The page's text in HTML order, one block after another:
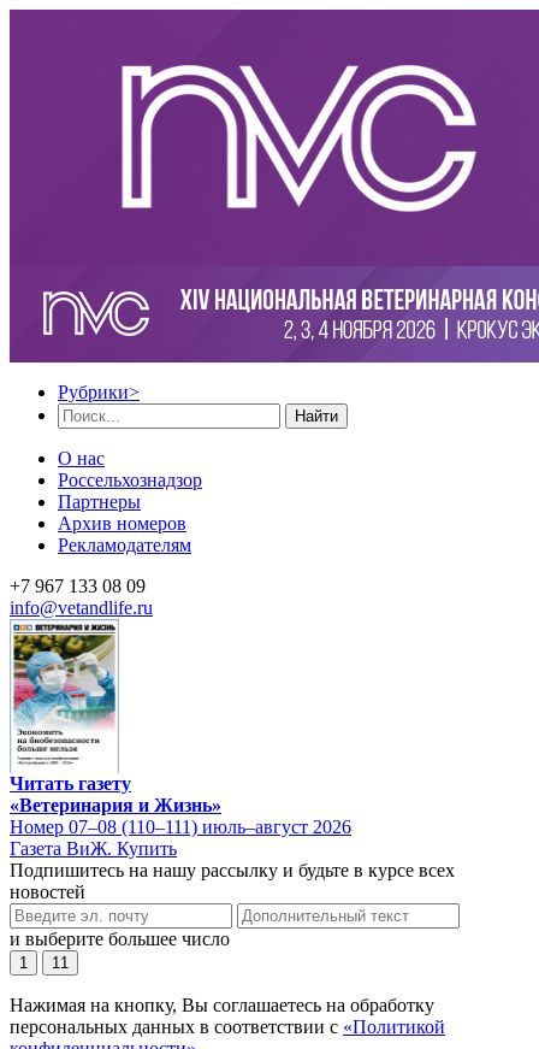
Рубрики>
Найти
О нас
Россельхознадзор
Партнеры
Архив номеров
Рекламодателям
+7 967 133 08 09
info@vetandlife.ru
Читать газету
«Ветеринария и Жизнь»
Номер 07–08 (110–111) июль–август 2026
Газета ВиЖ. Купить
Подпишитесь на нашу рассылку и будьте в курсе всех
новостей
и выберите большее число
1 11
Нажимая на кнопку, Вы соглашаетесь на обработку
персональных данных в соответствии с «Политикой